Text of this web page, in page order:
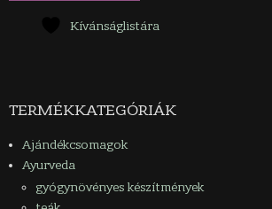
Kívánságlistára
TERMÉKKATEGÓRIÁK
Ajándékcsomagok
Ayurveda
gyógynövényes készítmények